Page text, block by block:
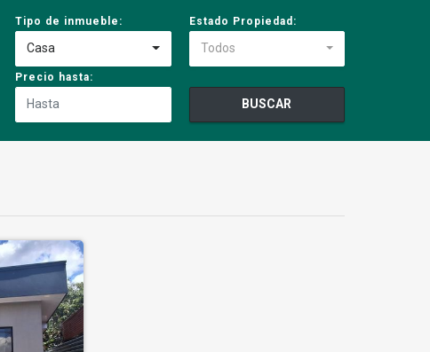
Tipo de inmueble:
Casa
Estado Propiedad:
Todos
Precio hasta:
BUSCAR